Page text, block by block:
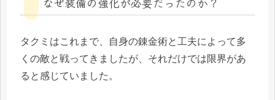
タクミはこれまで、自身の錬金術と工夫によって多
くの敵と戦ってきましたが、それだけでは限界があ
ると感じていました。